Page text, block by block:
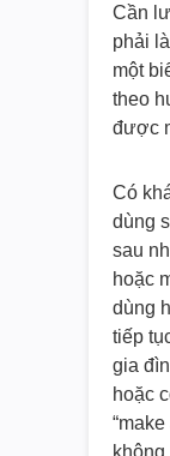
Cần
phải
một
theo
được
Có
dùng
sau
hoặc
dùng
tiếp
gia
hoặc